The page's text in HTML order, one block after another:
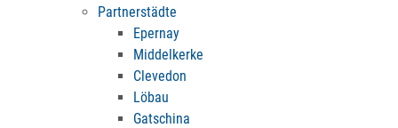
Partnerstädte
Epernay
Middelkerke
Clevedon
Löbau
Gatschina